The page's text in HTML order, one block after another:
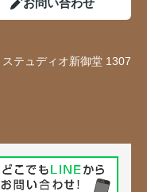
お問い合わせ
テュディオ新御堂 1307